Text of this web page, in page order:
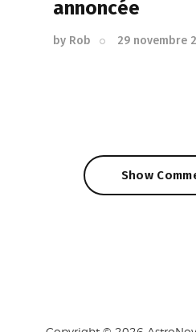
annoncée
by Rob 29 novembre
Show